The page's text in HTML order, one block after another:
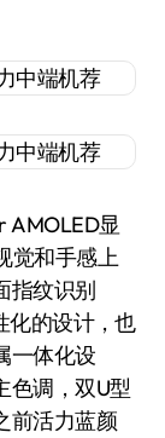
AMOLED显
觉和手感上
指纹识别
化的设计，也
一体化设
色调，双U型
前活力蓝颜